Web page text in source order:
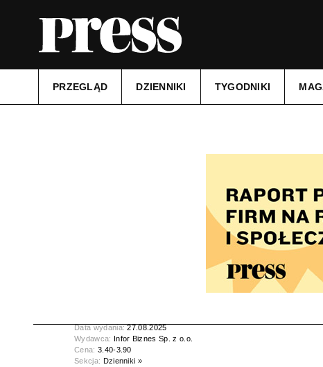
PRZEGLĄD DZIENNIKI TYGODNIKI
Data wydania:27.08.2025
Wydawca: Infor Biznes Sp. z o.o.
Cena: 3.40-3.90
Sekcja: Dzienniki »